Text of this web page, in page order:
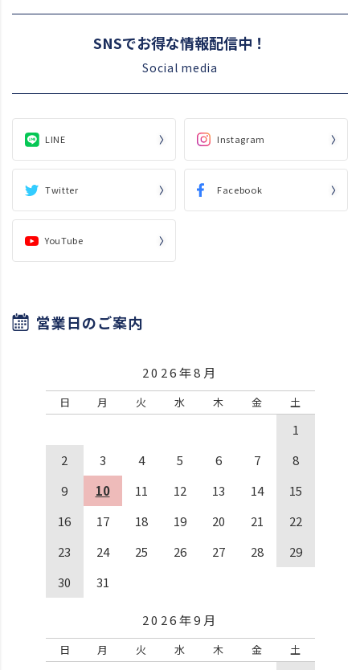
SNSでお得な情報配信中！
Social media
LINE Instagram
Twitter Facebook
YouTube
営業日のご案内
2026年8月
日 月 火 水 木 金 土
1
2
3 4 5 6 7
8
9
10 11 12 13 14
15
16
17 18 19 20 21
22
23
24 25 26 27 28
29
30
31
2026年9月
日 月 火 水 木 金 土